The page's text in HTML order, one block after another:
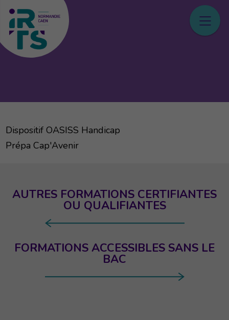
Dispositif OASISS Handicap
Prépa Cap'Avenir
AUTRES FORMATIONS CERTIFIANTES
OU QUALIFIANTES
FORMATIONS ACCESSIBLES SANS LE
BAC